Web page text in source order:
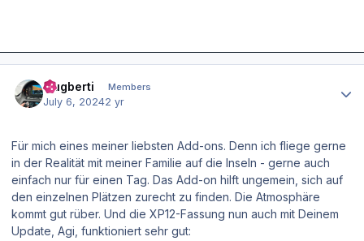
Flugberti Members
July 6, 20242 yr
Für mich eines meiner liebsten Add-ons. Denn ich fliege gerne
in der Realität mit meiner Familie auf die Inseln - gerne auch
einfach nur für einen Tag. Das Add-on hilft ungemein, sich auf
den einzelnen Plätzen zurecht zu finden. Die Atmosphäre
kommt gut rüber. Und die XP12-Fassung nun auch mit Deinem
Update, Agi, funktioniert sehr gut: